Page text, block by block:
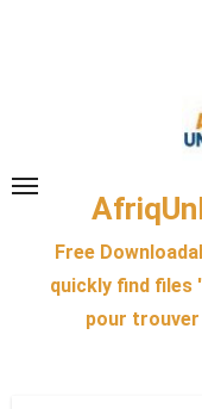
Free
quickly find files
pour